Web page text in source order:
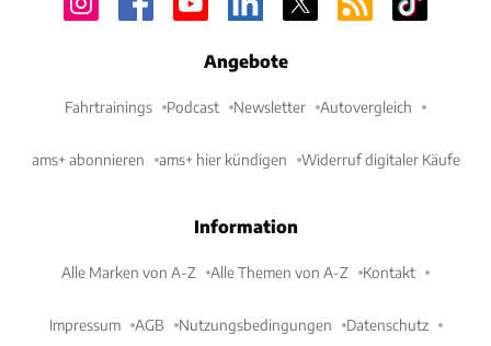
Angebote
Fahrtrainings Podcast Newsletter Autovergleich
ams+ abonnieren ams+ hier kündigen Widerruf digitaler Käufe
Information
Alle Marken von A-Z Alle Themen von A-Z Kontakt
Impressum AGB Nutzungsbedingungen Datenschutz